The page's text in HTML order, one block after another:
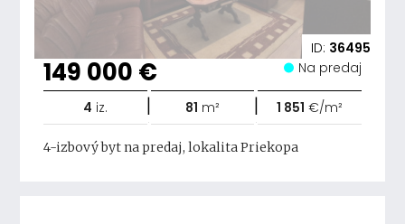
ID: 36495
149 000 € Na predaj
4 iz. | 81 m² | 1 851 €/m²
4-izbový byt na predaj, lokalita Priekopa